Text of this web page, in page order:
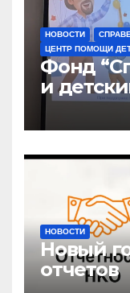
НОВОСТИ
ЦЕНТР ПОМОЩИ
Фонд
и
НОВОСТИ
Новый
отчетов